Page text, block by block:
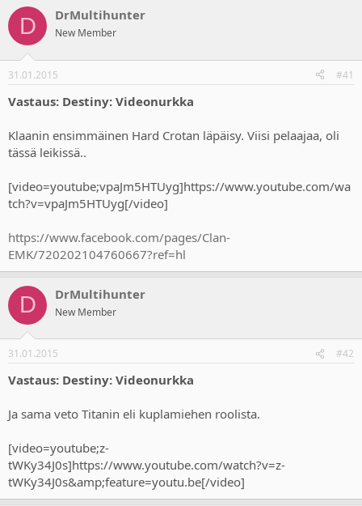
k
e
u
n
a
i
t
a
j
s
ä
ä
m
r
ä
D DrMultihunter
New Member
31.01.2015 #41
Vastaus: Destiny: Videonurkka
Klaanin ensimmäinen Hard Crotan läpäisy. Viisi pelaajaa, oli
tässä leikissä..
[video=youtube;vpaJm5HTUyg]https://www.youtube.com/wa
tch?v=vpaJm5HTUyg[/video]
https://www.facebook.com/pages/Clan-
EMK/720202104760667?ref=hl
D DrMultihunter
New Member
31.01.2015 #42
Vastaus: Destiny: Videonurkka
Ja sama veto Titanin eli kuplamiehen roolista.
[video=youtube;z-
tWKy34J0s]https://www.youtube.com/watch?v=z-
tWKy34J0s&amp;feature=youtu.be[/video]